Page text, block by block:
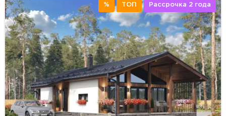
% ТОП Рассрочка 2 года